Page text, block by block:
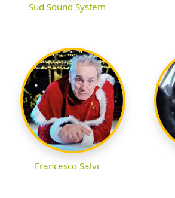
Sud Sound System
Francesco Salvi